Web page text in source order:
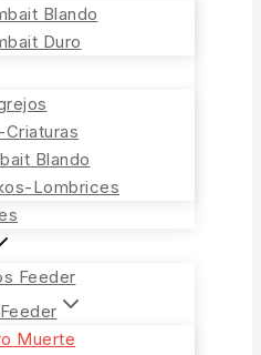
Blando
Duro
Criaturas
Blando
Lombrices
Feeder
Muerte